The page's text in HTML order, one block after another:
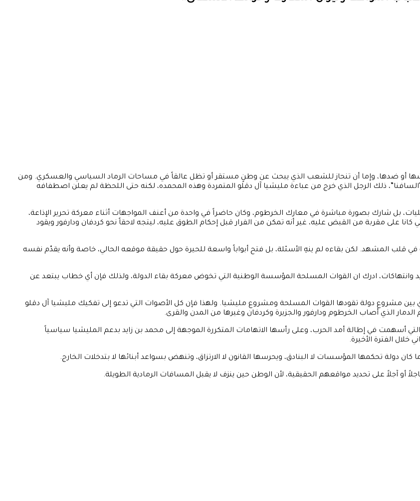
أو ضدها، وإما أن تنحاز للشعب الذي يبحث عن وطنٍ مستقر أو تظل عالقاً في مساحات الرماد السياسي والعسكري. ومن
ذلك الرجل الذي خرج من عباءة مليشيا آل دقلو المتمردة وهذه المحمده، لكنه حتى اللحظة لم يعلن اصطفافه
بل شارك بصورة مباشرة في معارك الخرطوم، وكان حاضراً في واحدة من أعنف المواجهات أثناء معركة تحرير الإذاعة،
على مقربة من القبض عليه، غير أنه تمكن من الفرار قبل إحكام الطوق عليه، ليتجه لاحقاً نحو كردفان ودارفور ويقود
في قلب المشهد. لكن بقاءه لم ينهِ الأسئلة، بل فتح أبواباً واسعة للحيرة حول حقيقة موقعه الحالي، خاصة وأنه يقدّم نفسه
ادرك ان القوات المسلحة المؤسسة الوطنية التي تخوض معركة بقاء الدولة، ولذلك فإن أي خطاب يبتعد عن
بين مشروع دولة تقودها القوات المسلحة ومشروع مليشيا. ولهذا فإن كل الأصوات التي تدعو إلى تفكيك مليشيا آل دقلو
الذي أصاب الخرطوم ودارفور والجزيرة وكردفان وغيرها من المدن والقرى.
أسهمت في إطالة أمد الحرب، وعلى رأسها الاتهامات المتكررة الموجهة إلى محمد بن زايد بدعم المليشيا سياسياً
الفترة الأخيرة.
دولة تحكمها المؤسسات لا البنادق، ويحرسها القانون لا الارتزاق، وتنهض بسواعد أبنائها لا بتدخلات الخارج.
آجلاً على تحديد مواقعهم الحقيقية، لأن الوطن حين ينزف لا يقبل المسافات الرمادية الطويلة.